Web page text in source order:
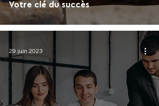
Votre clé du succès
29 juin 2023